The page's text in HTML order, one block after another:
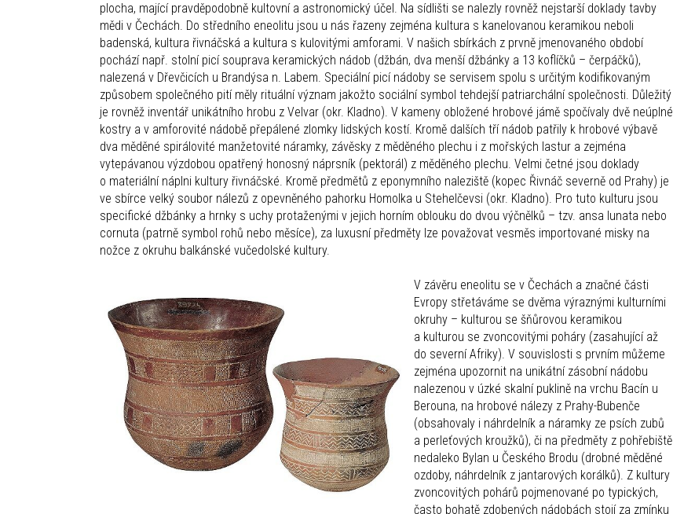
plocha, mající pravděpodobně kultovní a astronomický účel. Na sídlišti se nalezly rovněž nejstarší doklady tavby
mědi v Čechách. Do středního eneolitu jsou u nás řazeny zejména kultura s kanelovanou keramikou neboli
badenská, kultura řivnáčská a kultura s kulovitými amforami. V našich sbírkách z prvně jmenovaného období
pochází např. stolní picí souprava keramických nádob (džbán, dva menší džbánky a 13 koflíčků – čerpáčků),
nalezená v Dřevčicích u Brandýsa n. Labem. Speciální picí nádoby se servisem spolu s určitým kodifikovaným
způsobem společného pití měly rituální význam jakožto sociální symbol tehdejší patriarchální společnosti. Důležitý
je rovněž inventář unikátního hrobu z Velvar (okr. Kladno). V kameny obložené hrobové jámě spočívaly dvě neúplné
kostry a v amforovité nádobě přepálené zlomky lidských kostí. Kromě dalších tří nádob patřily k hrobové výbavě
dva měděné spirálovité manžetovité náramky, závěsky z měděného plechu i z mořských lastur a zejména
vytepávanou výzdobou opatřený honosný náprsník (pektorál) z měděného plechu. Velmi četné jsou doklady
o materiální náplni kultury řivnáčské. Kromě předmětů z eponymního naleziště (kopec Řivnáč severně od Prahy) je
ve sbírce velký soubor nálezů z opevněného pahorku Homolka u Stehelčevsi (okr. Kladno). Pro tuto kulturu jsou
specifické džbánky a hrnky s uchy protaženými v jejich horním oblouku do dvou výčnělků – tzv. ansa lunata nebo
cornuta (patrně symbol rohů nebo měsíce), za luxusní předměty lze považovat vesměs importované misky na
nožce z okruhu balkánské vučedolské kultury.
V závěru eneolitu se v Čechách a značné části
Evropy střetáváme se dvěma výraznými kulturními
okruhy – kulturou se šňůrovou keramikou
a kulturou se zvoncovitými poháry (zasahující až
do severní Afriky). V souvislosti s prvním můžeme
zejména upozornit na unikátní zásobní nádobu
nalezenou v úzké skalní puklině na vrchu Bacín u
Berouna, na hrobové nálezy z Prahy-Bubenče
(obsahovaly i náhrdelník a náramky ze psích zubů
a perleťových kroužků), či na předměty z pohřebiště
nedaleko Bylan u Českého Brodu (drobné měděné
ozdoby, náhrdelník z jantarových korálků). Z kultury
zvoncovitých pohárů pojmenované po typických,
často bohatě zdobených nádobách stojí za zmínku